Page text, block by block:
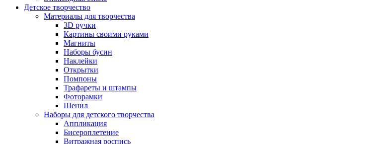
Детское творчество
Материалы для творчества
3D ручки
Картины своими руками
Магниты
Наборы бусин
Наклейки
Открытки
Помпоны
Трафареты и штампы
Фоторамки
Шенил
Наборы для детского творчества
Аппликация
Бисероплетение
Витражная роспись